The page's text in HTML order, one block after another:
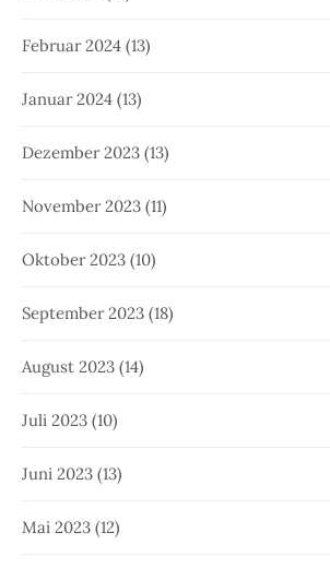
Februar 2024 (13)
Januar 2024 (13)
Dezember 2023 (13)
November 2023 (11)
Oktober 2023 (10)
September 2023 (18)
August 2023 (14)
Juli 2023 (10)
Juni 2023 (13)
Mai 2023 (12)